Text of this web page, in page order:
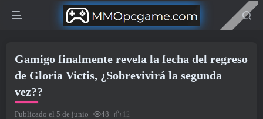
Gamigo finalmente revela la fecha del regreso
de Gloria Victis, ¿Sobrevivirá la segunda
vez??
Publicado el 5 de junio 48 12